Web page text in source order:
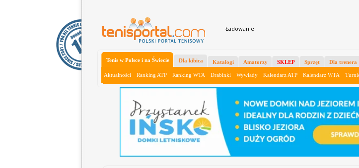
Ładowanie
Tenis w Polsce i na Świecie
Aktualności Ranking ATP Ranking WTA Drabinki Wywiady Kalendarz ATP Kalendarz WTA
Dla kibica Katalogi Amatorzy SKLEP Sprzęt Dla trenera